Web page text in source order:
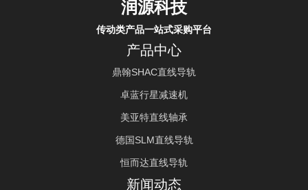
润源科技
传动类产品一站式采购平台
产品中心
鼎翰SHAC直线导轨
卓蓝行星减速机
美亚特直线轴承
德国SLM直线导轨
恒而达直线导轨
新闻动态